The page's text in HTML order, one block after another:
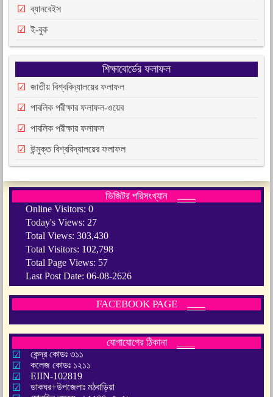
ব্যানবেইস
ই-বুক
শিক্ষাবোর্ডের ফলাফল
জাতীয় বিশ্ববিদ্যালয়ের ফলাফল
পাবলিক পরীক্ষার ফলাফল-ওয়েব
পাবলিক পরীক্ষার ফলাফল
উন্মুক্ত বিশ্ববিদ্যালয়ের ফলাফল
ভিজিটর পরিসংখ্যান
Online Visitors: 0
Today's Views: 27
Total Views: 303,430
Total Visitors: 102,798
Total Page Views: 57
Last Post Date: 06-08-2626
FACEBOOK PAGE
যোগাযোগের ঠিকানা
কেন্দ্র কোডঃ ৩১১
কলেজ কোডঃ ১২১১
EIIN-102819
ডাকঘর+উপজেলাঃ মঠবাড়িয়া